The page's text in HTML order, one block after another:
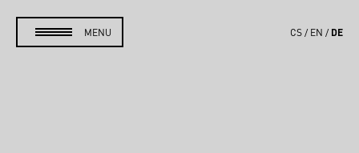
MENU CS EN DE